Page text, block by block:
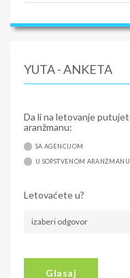
YUTA - ANKETA
Da li na letovanje
aranžmanu:
SA AGENCIJOM
U SOPSTVENOM ARANŽMANU
Letovaćete u?
izaberi odgovor
Glasaj